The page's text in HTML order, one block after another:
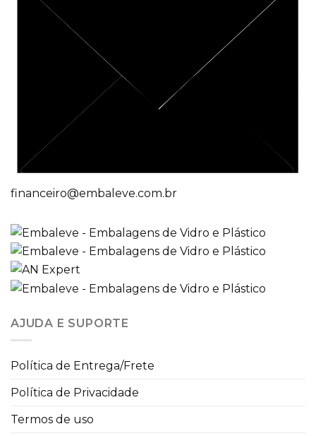
financeiro@embaleve.com.br
AJUDA E SUPORTE
Política de Entrega/Frete
Política de Privacidade
Termos de uso